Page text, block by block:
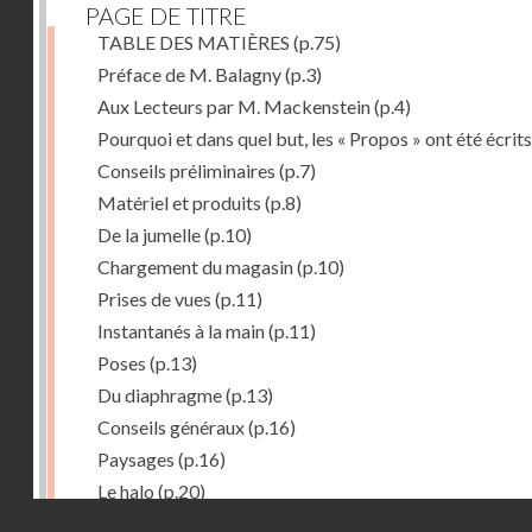
PAGE DE TITRE
TABLE DES MATIÈRES (p.75)
Préface de M. Balagny(p.3)
Aux Lecteurs par M. Mackenstein(p.4)
Pourquoi et dans quel but, les « Propos » ont été écrits
Conseils préliminaires (p.7)
Matériel et produits (p.8)
De la jumelle(p.10)
Chargement du magasin(p.10)
Prises de vues (p.11)
Instantanés à la main(p.11)
Poses (p.13)
Du diaphragme(p.13)
Conseils généraux(p.16)
Paysages (p.16)
Le halo (p.20)